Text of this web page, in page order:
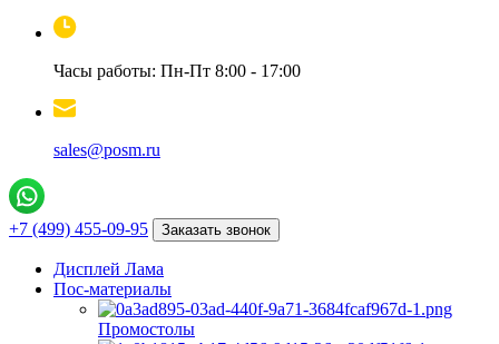
Часы работы: Пн-Пт 8:00 - 17:00
sales@posm.ru
+7 (499) 455-09-95 Заказать звонок
Дисплей Лама
Пос-материалы
Промостолы